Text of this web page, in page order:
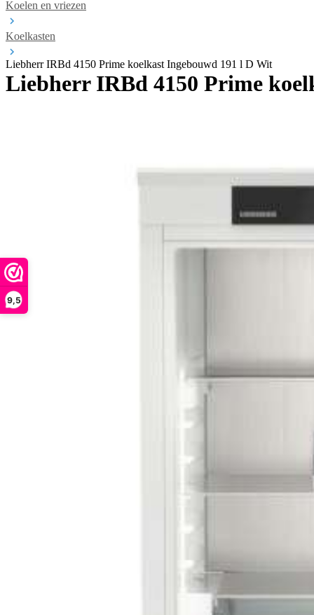
9,5
Koelen en vriezen
Koelkasten
Liebherr IRBd 4150 Prime koelkast Ingebouwd 191 l D Wit
Liebherr IRBd 4150 Prime